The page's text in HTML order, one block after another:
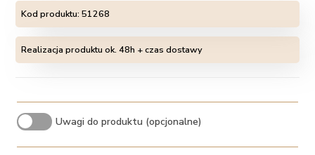
Kod produktu:51268
Realizacja produktu ok. 48h + czas dostawy
Uwagi do produktu (opcjonalne)